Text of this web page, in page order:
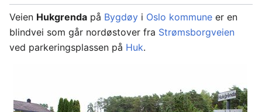
Veien Hukgrenda på Bygdøy i Oslo kommune er en
blindvei som går nordøstover fra Strømsborgveien
ved parkeringsplassen på Huk.